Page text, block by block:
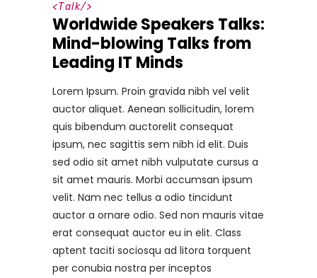
<Talk/>
Worldwide Speakers Talks:
Mind-blowing Talks from
Leading IT Minds
Lorem Ipsum. Proin gravida nibh vel velit
auctor aliquet. Aenean sollicitudin, lorem
quis bibendum auctorelit consequat
ipsum, nec sagittis sem nibh id elit. Duis
sed odio sit amet nibh vulputate cursus a
sit amet mauris. Morbi accumsan ipsum
velit. Nam nec tellus a odio tincidunt
auctor a ornare odio. Sed non mauris vitae
erat consequat auctor eu in elit. Class
aptent taciti sociosqu ad litora torquent
per conubia nostra per inceptos